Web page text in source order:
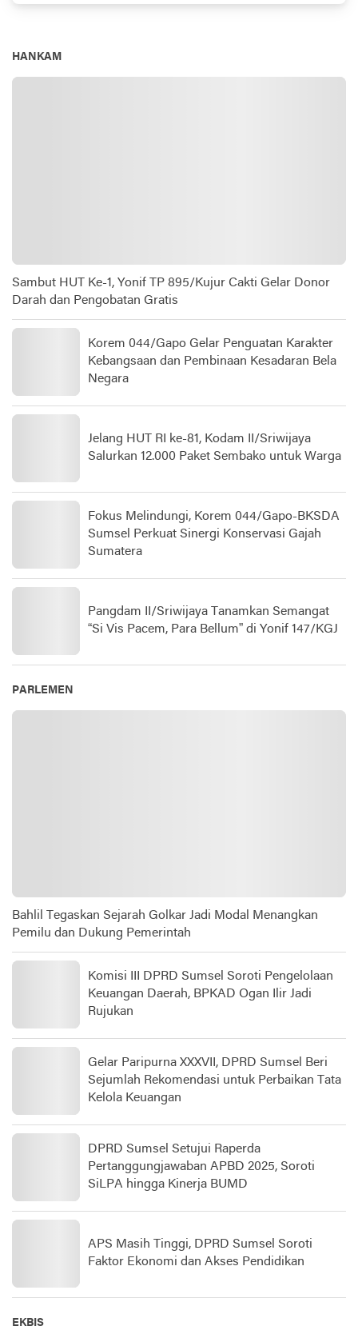
HANKAM
Sambut HUT Ke-1, Yonif TP 895/Kujur Cakti Gelar Donor
Darah dan Pengobatan Gratis
Korem 044/Gapo Gelar Penguatan Karakter
Kebangsaan dan Pembinaan Kesadaran Bela
Negara
Jelang HUT RI ke-81, Kodam II/Sriwijaya
Salurkan 12.000 Paket Sembako untuk Warga
Fokus Melindungi, Korem 044/Gapo-BKSDA
Sumsel Perkuat Sinergi Konservasi Gajah
Sumatera
Pangdam II/Sriwijaya Tanamkan Semangat
“Si Vis Pacem, Para Bellum” di Yonif 147/KGJ
PARLEMEN
Bahlil Tegaskan Sejarah Golkar Jadi Modal Menangkan
Pemilu dan Dukung Pemerintah
Komisi III DPRD Sumsel Soroti Pengelolaan
Keuangan Daerah, BPKAD Ogan Ilir Jadi
Rujukan
Gelar Paripurna XXXVII, DPRD Sumsel Beri
Sejumlah Rekomendasi untuk Perbaikan Tata
Kelola Keuangan
DPRD Sumsel Setujui Raperda
Pertanggungjawaban APBD 2025, Soroti
SiLPA hingga Kinerja BUMD
APS Masih Tinggi, DPRD Sumsel Soroti
Faktor Ekonomi dan Akses Pendidikan
EKBIS